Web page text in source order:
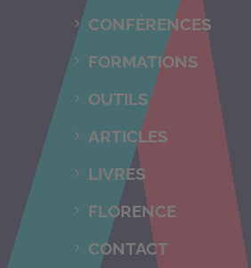
CONFÉRENCES
FORMATIONS
OUTILS
ARTICLES
LIVRES
FLORENCE
CONTACT